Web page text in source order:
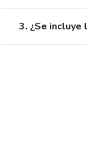
3. ¿Se incluye